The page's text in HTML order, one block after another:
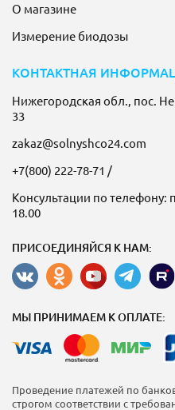
О магазине
Измерение биодозы
КОНТАКТНАЯ
Нижегородская обл., пос.
33
zakaz@solnyshco24.com
+7(800) 222-78-71 /
Консультации по телефону:
18.00
ПРИСОЕДИНЯЙСЯ К НАМ:
МЫ ПРИНИМАЕМ К ОПЛАТЕ:
Проведение платежей по
строгом соответствии с